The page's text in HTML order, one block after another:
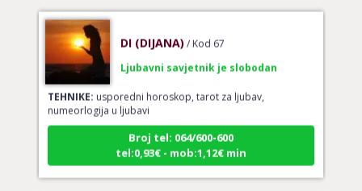
Ljubavni savjetnik je slobodan
TEHNIKE:usporedni horoskop, tarot za ljubav,
numeorlogija u ljubavi
Broj tel: 064/600-600
tel:0,93€ - mob:1,12€ min